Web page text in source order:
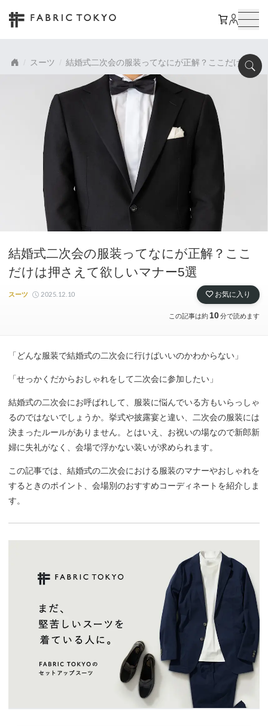
スーツ 結婚式二次会の服装ってなにが正解？ここだけは押
結婚式二次会の服装ってなにが正解？ここ
だけは押さえて欲しいマナー5選
スーツ 2025.12.10 お気に入り
この記事は約 10分で読めます
「どんな服装で結婚式の二次会に行けばいいのかわからない」
「せっかくだからおしゃれをして二次会に参加したい」
結婚式の二次会にお呼ばれして、服装に悩んでいる方もいらっしゃ
るのではないでしょうか。挙式や披露宴と違い、二次会の服装には
決まったルールがありません。とはいえ、お祝いの場なので新郎新
婦に失礼がなく、会場で浮かない装いが求められます。
この記事では、結婚式の二次会における服装のマナーやおしゃれを
するときのポイント、会場別のおすすめコーディネートを紹介しま
す。